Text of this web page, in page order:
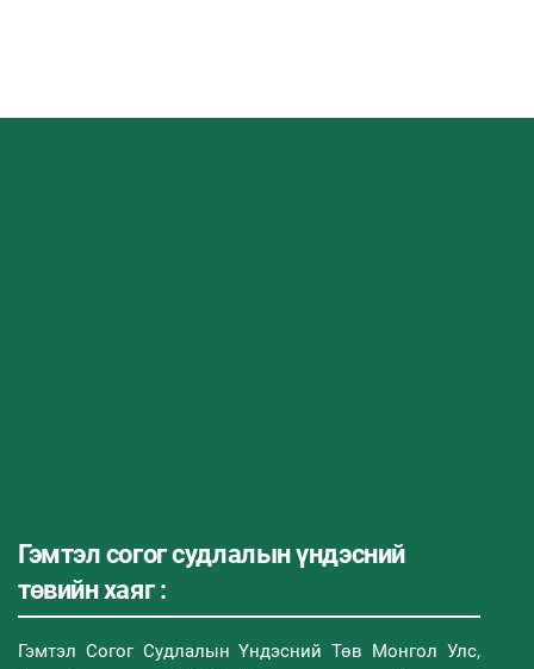
Гэмтэл согог судлалын үндэсний
төвийн хаяг :
Гэмтэл Согог Судлалын Үндэсний Төв Монгол Улс,